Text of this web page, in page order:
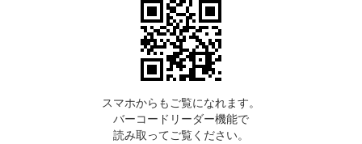
スマホからもご覧になれます。
バーコードリーダー機能で
読み取ってご覧ください。